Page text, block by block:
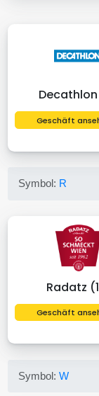
Geschäft
Symbol: R
Radatz
Geschäft
Symbol:W